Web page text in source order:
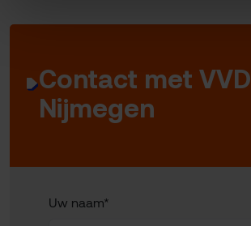
Contact met VVD
Nijmegen
Uw naam*